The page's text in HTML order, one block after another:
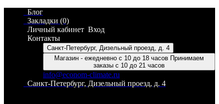
Блог
Закладки (0)
Личный кабинет Вход
Контакты
Санкт-Петербург, Дизельный проезд, д. 4
Магазин - ежедневно с 10 до 18 часов Принимаем
заказы с 10 до 21 часов
info@econom-climate.ru
Санкт-Петербург, Дизельный проезд, д. 4